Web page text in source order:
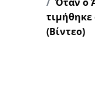
(Βίντεο)